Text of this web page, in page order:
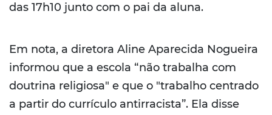
das 17h10 junto com o pai da aluna.
Em nota, a diretora Aline Aparecida Nogueira
informou que a escola “não trabalha com
doutrina religiosa" e que o "trabalho centrado
a partir do currículo antirracista”. Ela disse